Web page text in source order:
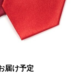
届け予定